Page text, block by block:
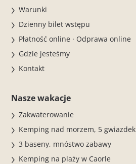
Warunki
Dzienny bilet wstępu
Płatność online · Odprawa online
Gdzie jesteśmy
Kontakt
Nasze wakacje
Zakwaterowanie
Kemping nad morzem, 5 gwiazdek
3 baseny, mnóstwo zabawy
Kemping na plaży w Caorle